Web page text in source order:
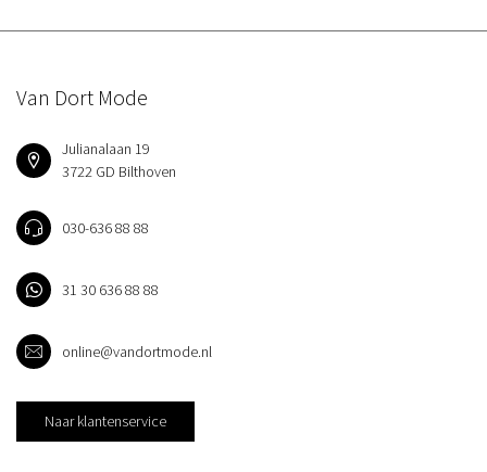
Van Dort Mode
Julianalaan 19
3722 GD Bilthoven
030-636 88 88
31 30 636 88 88
online@vandortmode.nl
Naar klantenservice